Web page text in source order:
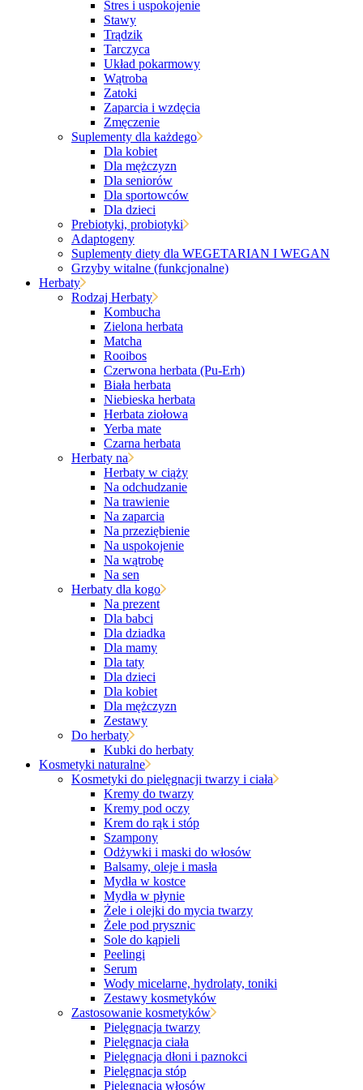
Stres i uspokojenie
Stawy
Trądzik
Tarczyca
Układ pokarmowy
Wątroba
Zatoki
Zaparcia i wzdęcia
Zmęczenie
Suplementy dla każdego
Dla kobiet
Dla mężczyzn
Dla seniorów
Dla sportowców
Dla dzieci
Prebiotyki, probiotyki
Adaptogeny
Suplementy diety dla WEGETARIAN I WEGAN
Grzyby witalne (funkcjonalne)
Herbaty
Rodzaj Herbaty
Kombucha
Zielona herbata
Matcha
Rooibos
Czerwona herbata (Pu-Erh)
Biała herbata
Niebieska herbata
Herbata ziołowa
Yerba mate
Czarna herbata
Herbaty na
Herbaty w ciąży
Na odchudzanie
Na trawienie
Na zaparcia
Na przeziębienie
Na uspokojenie
Na wątrobę
Na sen
Herbaty dla kogo
Na prezent
Dla babci
Dla dziadka
Dla mamy
Dla taty
Dla dzieci
Dla kobiet
Dla mężczyzn
Zestawy
Do herbaty
Kubki do herbaty
Kosmetyki naturalne
Kosmetyki do pielęgnacji twarzy i ciała
Kremy do twarzy
Kremy pod oczy
Krem do rąk i stóp
Szampony
Odżywki i maski do włosów
Balsamy, oleje i masła
Mydła w kostce
Mydła w płynie
Żele i olejki do mycia twarzy
Żele pod prysznic
Sole do kąpieli
Peelingi
Serum
Wody micelarne, hydrolaty, toniki
Zestawy kosmetyków
Zastosowanie kosmetyków
Pielęgnacja twarzy
Pielęgnacja ciała
Pielęgnacja dłoni i paznokci
Pielęgnacja stóp
Pielęgnacja włosów